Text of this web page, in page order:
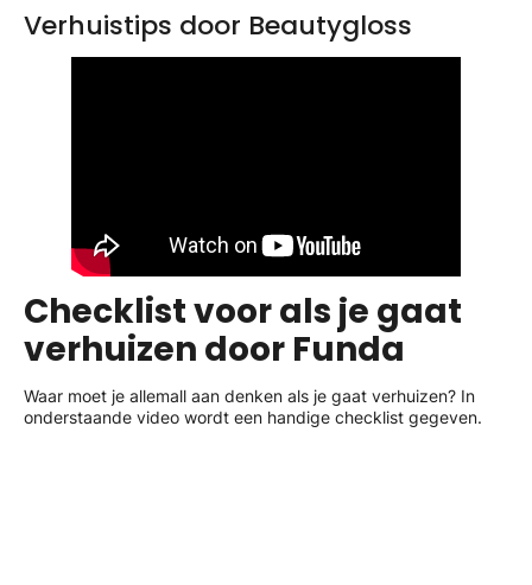
Verhuistips door Beautygloss
Checklist voor als je gaat
verhuizen door Funda
Waar moet je allemall aan denken als je gaat verhuizen? In
onderstaande video wordt een handige checklist gegeven.